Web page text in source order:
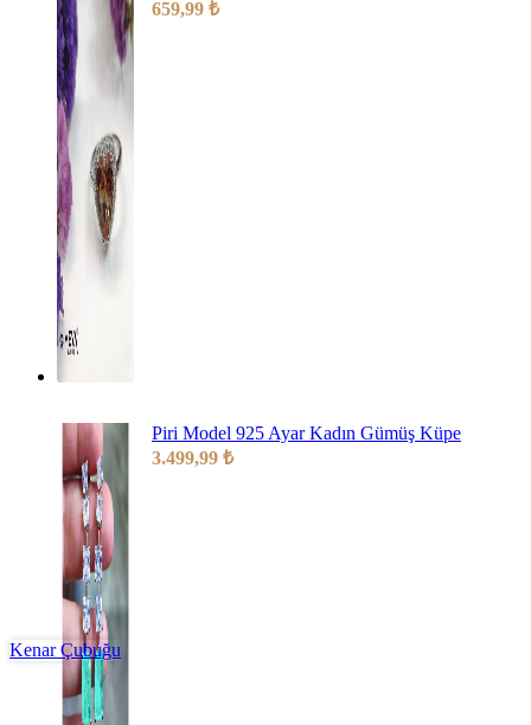
659,99 ₺
Piri Model 925 Ayar Kadın Gümüş Küpe
3.499,99 ₺
Kenar Çubuğu